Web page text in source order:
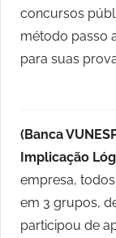
concursos
método passo
para suas
(Banca
Implicação
empresa,
em 3 grupos,
participou de